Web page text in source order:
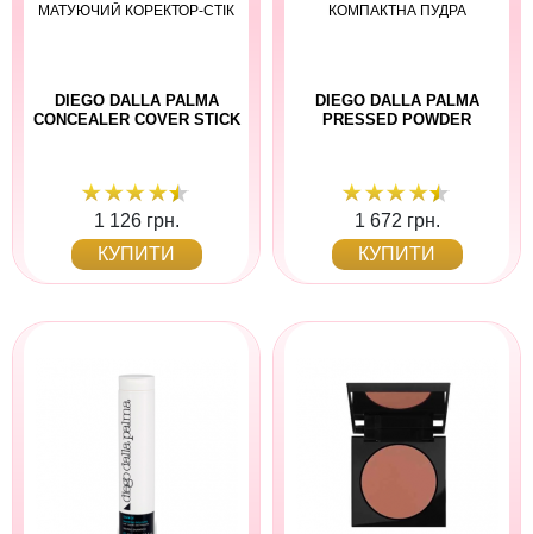
МАТУЮЧИЙ КОРЕКТОР-СТІК
DIEGO DALLA PALMA
CONCEALER COVER STICK
1 126 грн.
КУПИТИ
КОМПАКТНА ПУДРА
DIEGO DALLA PALMA
PRESSED POWDER
1 672 грн.
КУПИТИ